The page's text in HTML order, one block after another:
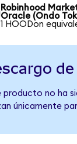
Robinhood
Oracle (Ondo
1 HOODon
producto no ha
únicamente